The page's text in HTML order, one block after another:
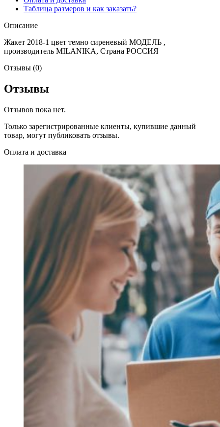
Таблица размеров и как заказать?
Описание
Жакет 2018-1 цвет темно сиреневый МОДЕЛЬ ,
производитель MILANIKA, Страна РОССИЯ
Отзывы (0)
Отзывы
Отзывов пока нет.
Только зарегистрированные клиенты, купившие данный
товар, могут публиковать отзывы.
Оплата и доставка